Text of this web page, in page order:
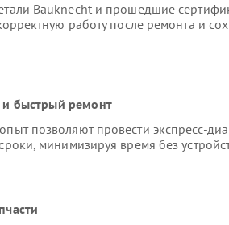
Bauknecht и прошедшие
работу после ремонта и
и быстрый ремонт
позволяют провести экспресс-
минимизируя время без